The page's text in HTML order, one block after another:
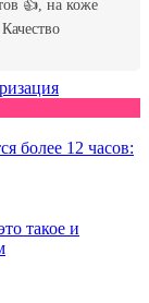
более 12 часов:
такое и